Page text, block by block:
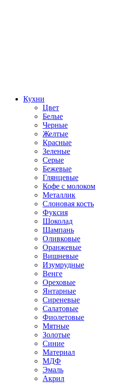
Кухни
Цвет
Белые
Черные
Желтые
Красные
Зеленые
Серые
Бежевые
Глянцевые
Кофе с молоком
Металлик
Слоновая кость
Фуксия
Шоколад
Шампань
Оливковые
Оранжевые
Вишневые
Изумрудные
Венге
Ореховые
Янтарные
Сиреневые
Салатовые
Фиолетовые
Мятные
Золотые
Синие
Материал
МДФ
Эмаль
Акрил